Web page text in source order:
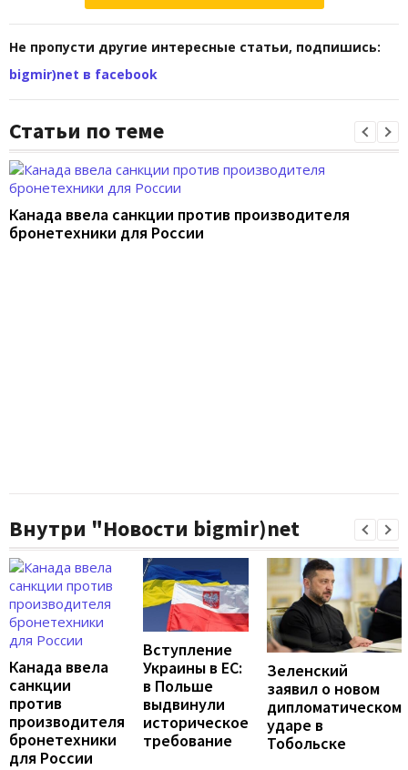
Не пропусти другие интересные статьи, подпишись:
bigmir)net в facebook
Статьи по теме
Канада ввела санкции против производителя
бронетехники для России
Внутри "Новости bigmir)net
Канада ввела
санкции
против
производителя
бронетехники
для России
Вступление
Украины в ЕС:
в Польше
выдвинули
историческое
требование
Зеленский
заявил о новом
дипломатическом
ударе в
Тобольске